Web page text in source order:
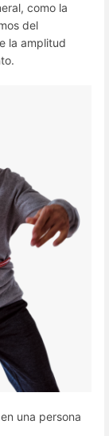
como la
del
la amplitud
una persona